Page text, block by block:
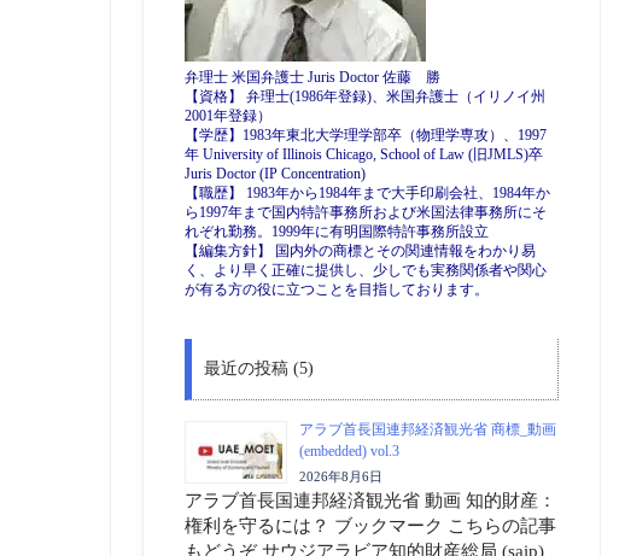
弁理士 米国弁護士 Juris Doctor 佐藤 勝
【資格】 弁理士(1986年登録)、米国弁護士（イリノイ州
2001年登録）
【学歴】1983年東北大学理学部卒（物理学専攻）、1997
年 University of Illinois Chicago, School of Law (旧JMLS)卒
Juris Doctor (IP Concentration)
【職歴】 1983年から1984年まで大手印刷会社、1984年か
ら1997年まで国内特許事務所および米国法律事務所にそ
れぞれ勤務。1999年に有明国際特許事務所設立
【編集方針】 国内外の商標とその関連情報をわかり易
く、より早く正確に提供し、少しでも実務関係者や関心
が有る方の役に立つことを目指しております。
最近の投稿 (5)
アラブ首長国連邦経済観光省 商標_動画
(embedded) vol.3
2026年8月6日
アラブ首長国連邦経済観光省 動画 知的財産：
権利を守るには？ ブックマーク こちらの記事
もどうぞ サウジアラビア知的財産総局 (saip)